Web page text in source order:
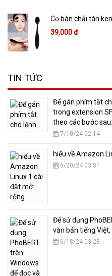
Cọ bàn chải tán
39,000 đ
TIN TỨC
​Để gán phím tắt
trong extension
theo các bước sau:
7/10/24 02:14
hiểu về Amazon
6/20/24 03:51
​Để sử dụng
văn bản tiếng Việt,
6/18/24 03:28